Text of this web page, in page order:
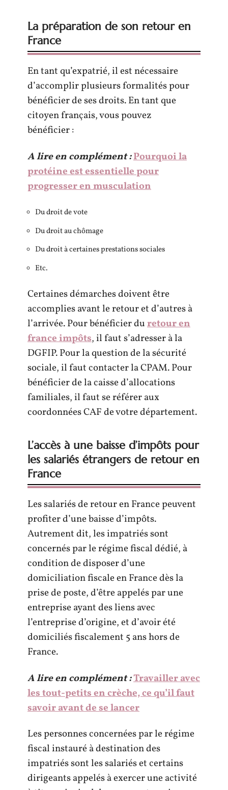
La préparation de son retour en
France
En tant qu’expatrié, il est nécessaire
d’accomplir plusieurs formalités pour
bénéficier de ses droits. En tant que
citoyen français, vous pouvez
bénéficier :
A lire en complément :Pourquoi la
protéine est essentielle pour
progresser en musculation
Du droit de vote
Du droit au chômage
Du droit à certaines prestations sociales
Etc.
Certaines démarches doivent être
accomplies avant le retour et d’autres à
l’arrivée. Pour bénéficier duretour en
france impôts, il faut s’adresser à la
DGFIP. Pour la question de la sécurité
sociale, il faut contacter la CPAM. Pour
bénéficier de la caisse d’allocations
familiales, il faut se référer aux
coordonnées CAF de votre département.
L’accès à une baisse d’impôts pour
les salariés étrangers de retour en
France
Les salariés de retour en France peuvent
profiter d’une baisse d’impôts.
Autrement dit, les impatriés sont
concernés par le régime fiscal dédié, à
condition de disposer d’une
domiciliation fiscale en France dès la
prise de poste, d’être appelés par une
entreprise ayant des liens avec
l’entreprise d’origine, et d’avoir été
domiciliés fiscalement 5 ans hors de
France.
A lire en complément :Travailler avec
les tout-petits en crèche, ce qu’il faut
savoir avant de se lancer
Les personnes concernées par le régime
fiscal instauré à destination des
impatriés sont les salariés et certains
dirigeants appelés à exercer une activité